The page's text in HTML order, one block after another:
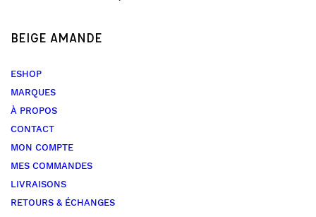
BEIGE AMANDE
ESHOP
MARQUES
À PROPOS
CONTACT
MON COMPTE
MES COMMANDES
LIVRAISONS
RETOURS & ÉCHANGES